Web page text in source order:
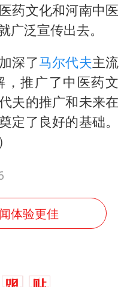
药文化和河南中医
广泛宣传出去。
深了马尔代夫主流
推广了中医药文
夫的推广和未来在
定了良好的基础。
体验更佳